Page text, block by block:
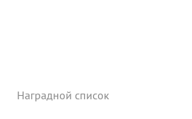
Наградной список